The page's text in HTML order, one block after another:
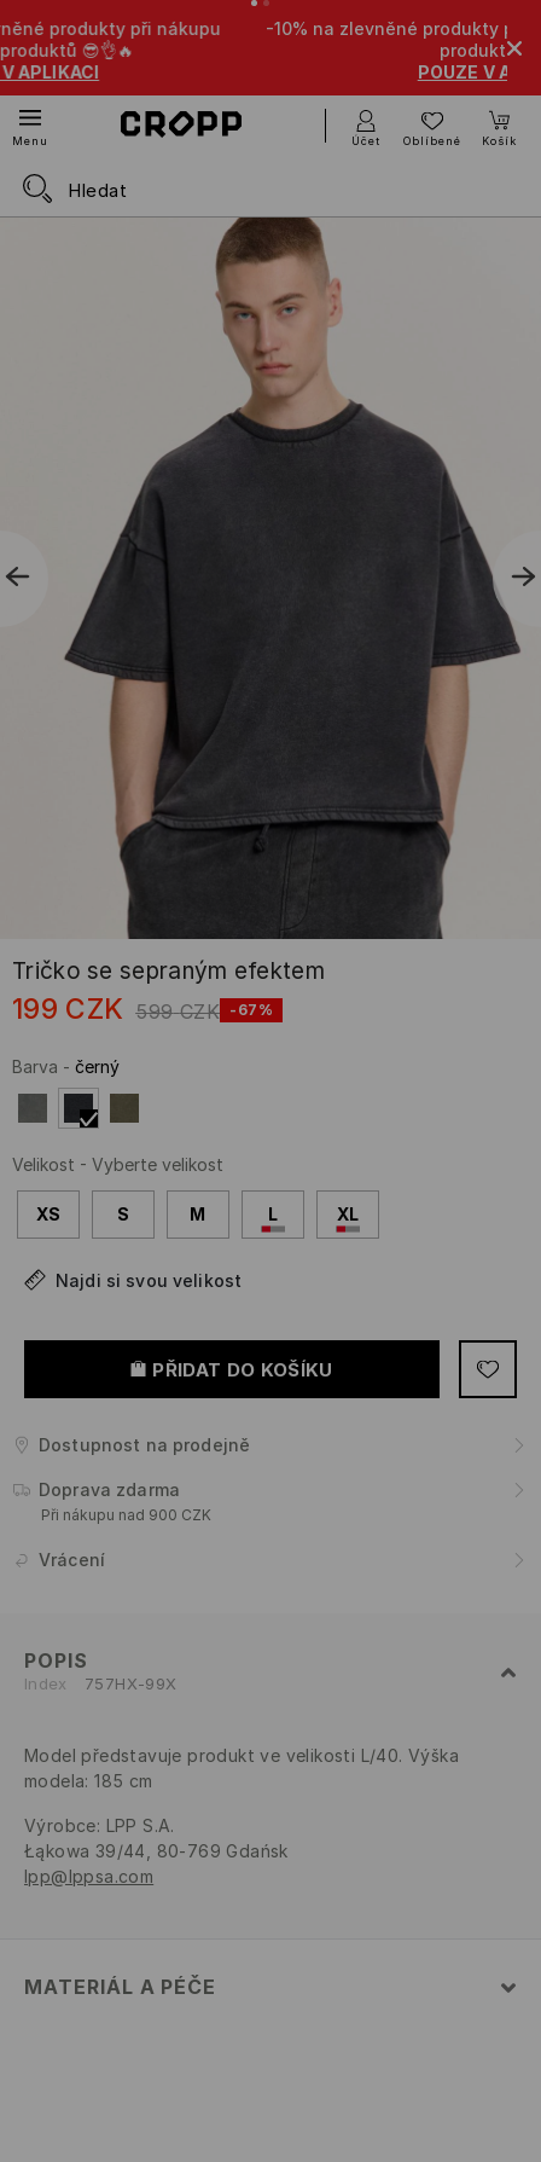
-10% na zlevněné produkty při nákupu libovolných 4
Menu Účet Oblíbené Košík
Tričko se sepraným efektem
199 CZK 599 CZK -67%
Barva - černý
Velikost - Vyberte velikost
XS S M L XL
Najdi si svou velikost
PŘIDAT DO KOŠÍKU
Dostupnost na prodejně
Doprava zdarma
Při nákupu nad 900 CZK
Vrácení
POPIS
Index 757HX-99X
Model představuje produkt ve velikosti L/40. Výška
modela: 185 cm
Výrobce: LPP S.A.
Łąkowa 39/44, 80-769 Gdańsk
lpp@lppsa.com
MATERIÁL A PÉČE